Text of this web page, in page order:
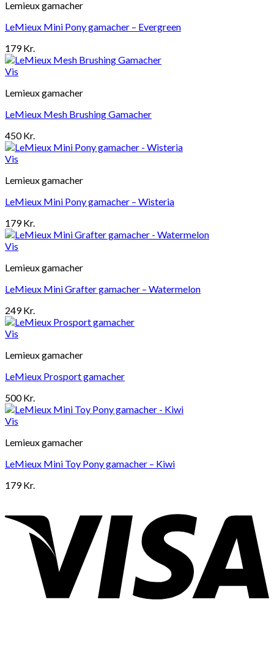
Lemieux gamacher
LeMieux Mini Pony gamacher – Evergreen
179Kr.
Vis
Lemieux gamacher
LeMieux Mesh Brushing Gamacher
450Kr.
Vis
Lemieux gamacher
LeMieux Mini Pony gamacher – Wisteria
179Kr.
Vis
Lemieux gamacher
LeMieux Mini Grafter gamacher – Watermelon
249Kr.
Vis
Lemieux gamacher
LeMieux Prosport gamacher
500Kr.
Vis
Lemieux gamacher
LeMieux Mini Toy Pony gamacher – Kiwi
179Kr.